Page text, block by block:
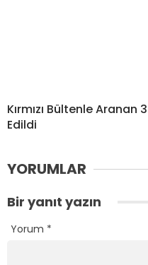
Kırmızı Bültenle
Edildi
YORUMLAR
Bir yanıt yazın
Yorum *